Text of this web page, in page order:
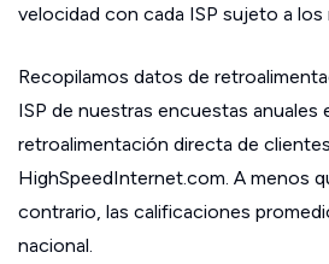
velocidad con cada ISP sujeto a los
Recopilamos datos de
ISP de nuestras encuestas anuales
retroalimentación directa de
HighSpeedInternet.com. A menos
contrario, las calificaciones
nacional.